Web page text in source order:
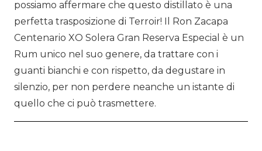
possiamo affermare che questo distillato è una
perfetta trasposizione di Terroir! Il Ron Zacapa
Centenario XO Solera Gran Reserva Especial è un
Rum unico nel suo genere, da trattare con i
guanti bianchi e con rispetto, da degustare in
silenzio, per non perdere neanche un istante di
quello che ci può trasmettere.